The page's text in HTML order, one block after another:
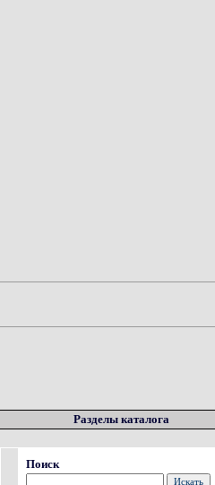
Разделы каталога
Поиск